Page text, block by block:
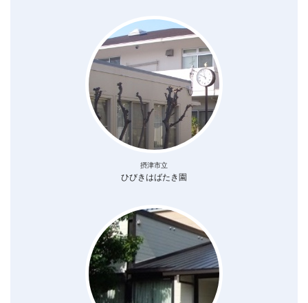
摂津市立
ひびきはばたき園